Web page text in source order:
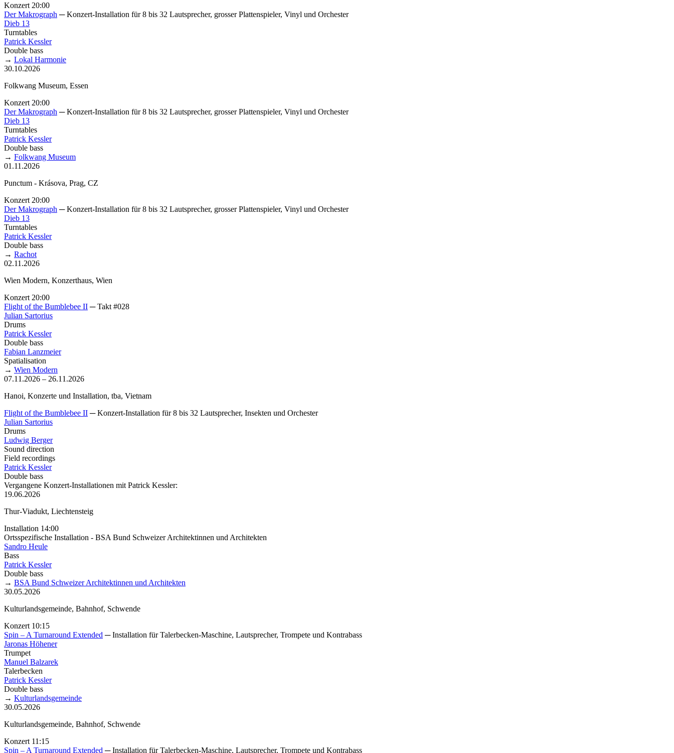
Konzert 20:00
Der Makrograph ─ Konzert-Installation für 8 bis 32 Lautsprecher, grosser Plattenspieler, Vinyl und Orchester
Dieb 13
Turntables
Patrick Kessler
Double bass
→ Lokal Harmonie
30.10.2026
Folkwang Museum, Essen
Konzert 20:00
Der Makrograph ─ Konzert-Installation für 8 bis 32 Lautsprecher, grosser Plattenspieler, Vinyl und Orchester
Dieb 13
Turntables
Patrick Kessler
Double bass
→ Folkwang Museum
01.11.2026
Punctum - Krásova, Prag, CZ
Konzert 20:00
Der Makrograph ─ Konzert-Installation für 8 bis 32 Lautsprecher, grosser Plattenspieler, Vinyl und Orchester
Dieb 13
Turntables
Patrick Kessler
Double bass
→ Rachot
02.11.2026
Wien Modern, Konzerthaus, Wien
Konzert 20:00
Flight of the Bumblebee II ─ Takt #028
Julian Sartorius
Drums
Patrick Kessler
Double bass
Fabian Lanzmeier
Spatialisation
→ Wien Modern
07.11.2026 – 26.11.2026
Hanoi, Konzerte und Installation, tba, Vietnam
Flight of the Bumblebee II ─ Konzert-Installation für 8 bis 32 Lautsprecher, Insekten und Orchester
Julian Sartorius
Drums
Ludwig Berger
Sound direction
Field recordings
Patrick Kessler
Double bass
Vergangene Konzert-Installationen mit Patrick Kessler:
19.06.2026
Thur-Viadukt, Liechtensteig
Installation 14:00
Ortsspezifische Installation - BSA Bund Schweizer Architektinnen und Architekten
Sandro Heule
Bass
Patrick Kessler
Double bass
→ BSA Bund Schweizer Architektinnen und Architekten
30.05.2026
Kulturlandsgemeinde, Bahnhof, Schwende
Konzert 10:15
Spin – A Turnaround Extended ─ Installation für Talerbecken-Maschine, Lautsprecher, Trompete und Kontrabass
Jaronas Höhener
Trumpet
Manuel Balzarek
Talerbecken
Patrick Kessler
Double bass
→ Kulturlandsgemeinde
30.05.2026
Kulturlandsgemeinde, Bahnhof, Schwende
Konzert 11:15
Spin – A Turnaround Extended ─ Installation für Talerbecken-Maschine, Lautsprecher, Trompete und Kontrabass